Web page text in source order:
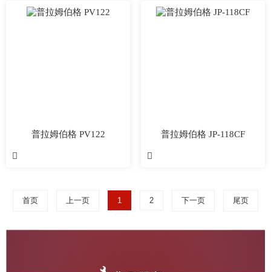
普拉姆伯格 PV122

普拉姆伯格 JP-118CF

首页 上一页 1 2 下一页 尾页